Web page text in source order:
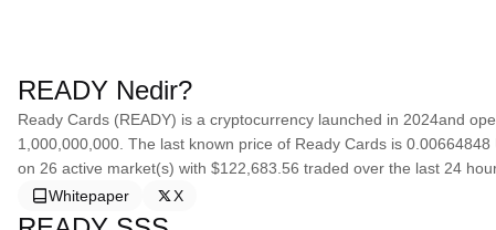
READY Nedir?
Ready Cards (READY) is a cryptocurrency launched in 2024and
1,000,000,000. The last known price of Ready Cards is
on 26 active market(s) with $122,683.56 traded over the last 24
Whitepaper
X